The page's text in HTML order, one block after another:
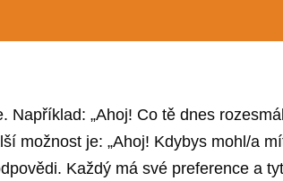
„Ahoj! Co tě dnes
možnost je: „Ahoj! Kdybys mohl/a
Každý má své preference a